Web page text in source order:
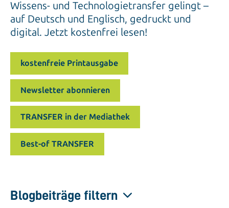
Wissens- und Technologietransfer gelingt –
auf Deutsch und Englisch, gedruckt und
digital. Jetzt kostenfrei lesen!
kostenfreie Printausgabe
Newsletter abonnieren
TRANSFER in der Mediathek
Best-of TRANSFER
Blogbeiträge filtern